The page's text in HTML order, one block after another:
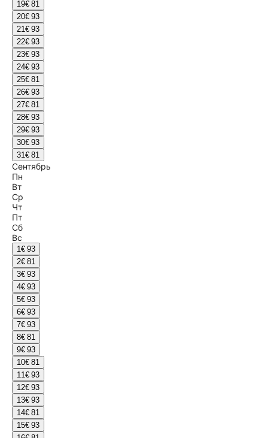
19€ 81
20€ 93
21€ 93
22€ 93
23€ 93
24€ 93
25€ 81
26€ 93
27€ 81
28€ 93
29€ 93
30€ 93
31€ 81
Сентябрь
Пн
Вт
Ср
Чт
Пт
Сб
Вс
1€ 93
2€ 81
3€ 93
4€ 93
5€ 93
6€ 93
7€ 93
8€ 81
9€ 93
10€ 81
11€ 93
12€ 93
13€ 93
14€ 81
15€ 93